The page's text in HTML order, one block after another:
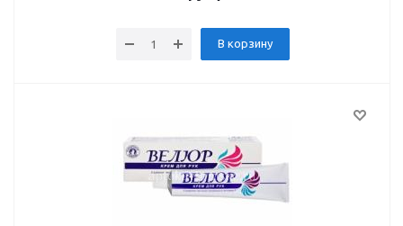
В корзину